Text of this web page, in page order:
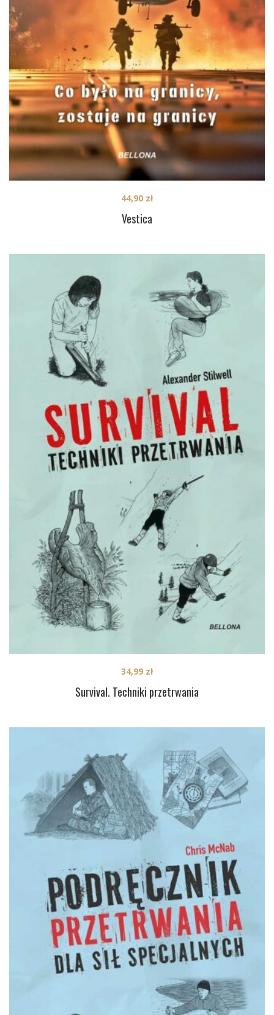
Vestica
44,90 zł
Survival. Techniki przetrwania
34,99 zł